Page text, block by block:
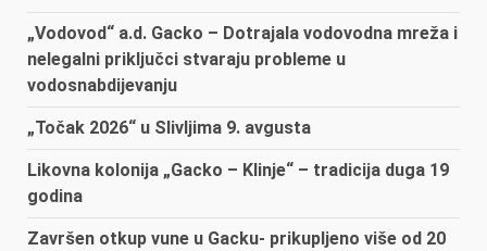
„Vodovod“ a.d. Gacko – Dotrajala vodovodna mreža i
nelegalni priključci stvaraju probleme u
vodosnabdijevanju
„Točak 2026“ u Slivljima 9. avgusta
Likovna kolonija „Gacko – Klinje“ – tradicija duga 19
godina
Završen otkup vune u Gacku- prikupljeno više od 20